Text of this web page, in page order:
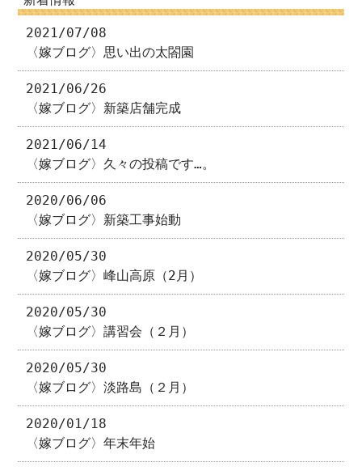
2021/07/08
〈嫁ブログ〉思い出の太閤園
2021/06/26
〈嫁ブログ〉新築店舗完成
2021/06/14
〈嫁ブログ〉久々の投稿です…。
2020/06/06
〈嫁ブログ〉新築工事始動
2020/05/30
〈嫁ブログ〉峰山高原（2月）
2020/05/30
〈嫁ブログ〉講習会（２月）
2020/05/30
〈嫁ブログ〉淡路島（２月）
2020/01/18
〈嫁ブログ〉年末年始